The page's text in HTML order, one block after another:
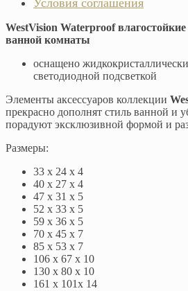
Условия соглашения
WestVision Waterproof
ванной комнаты
оснащено
светодиодной подсветкой
Элементы аксессуаров коллекции
прекрасно дополнят стиль ванной и
порадуют эксклюзивной формой и
Размеры:
33 x 24 x 4
40 x 27 x 4
47 x 31 x 5
52 х 33 х 5
59 x 36 x 5
70 x 45 x 7
85 x 53 x 7
106 x 67 x 10
130 x 80 x 10
161 x 101x 14